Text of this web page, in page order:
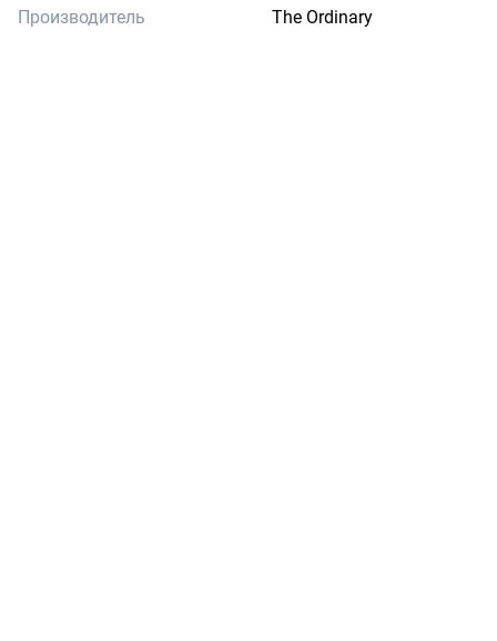
Производитель
The Ordinary